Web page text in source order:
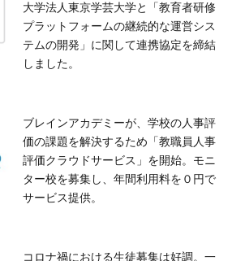
大学法人東京学芸大学と「教育者研修
プラットフォームの継続的な運営シス
テムの開発」に関して連携協定を締結
しました。
ブレインアカデミーが、学校の人事評
価の課題を解決するため「教職員人事
評価クラウドサービス」を開始。モニ
ター校を募集し、年間利用料を０円で
サービス提供。
コロナ禍における生徒募集は好調。一